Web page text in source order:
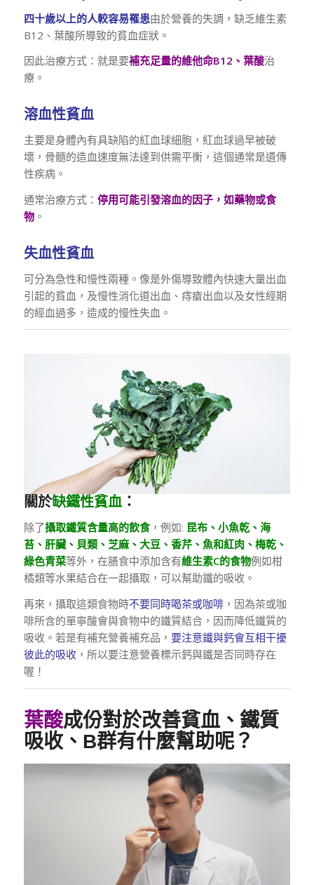
四十歲以上的人較容易罹患由於營養的失調，缺乏維生素
B12、葉酸所導致的貧血症狀。
因此治療方式：就是要補充足量的維他命B12、葉酸治
療。
溶血性貧血
主要是身體內有具缺陷的紅血球細胞，紅血球過早被破
壞，骨髓的造血速度無法達到供需平衡，這個通常是遺傳
性疾病。
通常治療方式： 停用可能引發溶血的因子，如藥物或食
物。
失血性貧血
可分為急性和慢性兩種。像是外傷導致體內快速大量出血
引起的貧血，及慢性消化道出血、痔瘡出血以及女性經期
的經血過多，造成的慢性失血。
關於缺鐵性貧血：
除了攝取鐵質含量高的飲食，例如: 昆布、小魚乾、海
苔、肝臟、貝類、芝麻、大豆、香芹、魚和紅肉、梅乾、
綠色青菜等外，在膳食中添加含有維生素C的食物例如柑
橘類等水果結合在一起攝取，可以幫助鐵的吸收。
再來，攝取這類食物時不要同時喝茶或咖啡，因為茶或咖
啡所含的單寧酸會與食物中的鐵質結合，因而降低鐵質的
吸收。若是有補充營養補充品， 要注意鐵與鈣會互相干擾
彼此的吸收，所以要注意營養標示鈣與鐵是否同時存在
喔！
葉酸成份對於改善貧血、鐵質
吸收、B群有什麼幫助呢？